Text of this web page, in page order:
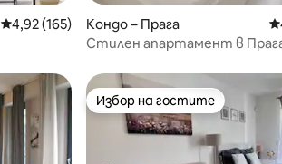
Средна оценка: 4,92 от 5, 165 отзива
4,92 (165)
Кондо – Прага
Стилен апартамент в
Избор на гостите
Избор на гостите